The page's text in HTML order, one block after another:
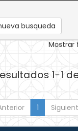
busqueda
Mostrar
1-1
1